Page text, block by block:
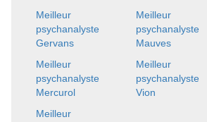
Meilleur
psychanalyste
Gervans
Meilleur
psychanalyste
Mauves
Meilleur
psychanalyste
Mercurol
Meilleur
psychanalyste
Vion
Meilleur